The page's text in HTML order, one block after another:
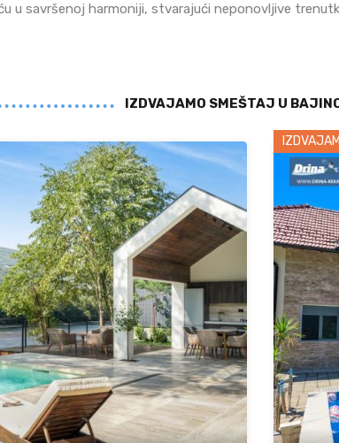
u savršenoj harmoniji, stvarajući neponovljive
IZDVAJAMO SMEŠTAJ U